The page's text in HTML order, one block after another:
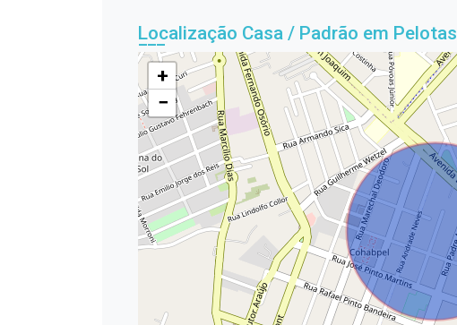
Localização Casa / Padrão em Pelotas
+
−